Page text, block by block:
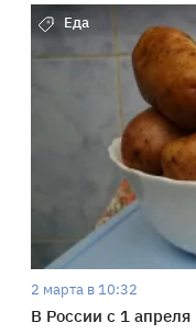
Еда
2 марта в 10:32
В России с 1 апреля